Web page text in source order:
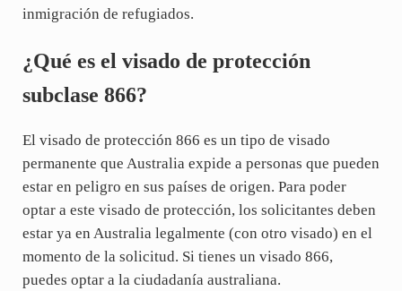
inmigración de refugiados.
¿Qué es el visado de protección
subclase 866?
El visado de protección 866 es un tipo de visado
permanente que Australia expide a personas que pueden
estar en peligro en sus países de origen. Para poder
optar a este visado de protección, los solicitantes deben
estar ya en Australia legalmente (con otro visado) en el
momento de la solicitud. Si tienes un visado 866,
puedes optar a la ciudadanía australiana.